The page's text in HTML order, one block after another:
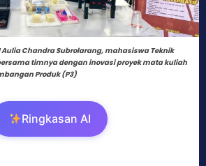
Aulia Chandra Subrolarang, mahasiswa Teknik
timnya dengan inovasi proyek mata kuliah
Produk (P3)
Ringkasan AI